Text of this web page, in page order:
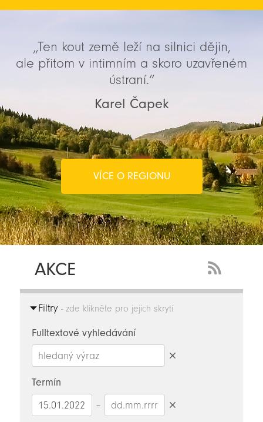
„Ten kout země leží na silnici dějin,
ale přitom v intimním a skoro uzavřeném
ústraní.“
Karel Čapek
VÍCE O REGIONU
AKCE
Feed
Filtry- zde klikněte pro jejich skrytí
Fulltextové vyhledávání
Termín
–